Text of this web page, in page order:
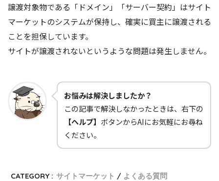
譲渡対象物である「ドメイン」「サーバー契約」はサイト
マーケットのシステムが保持し、確実に買主に譲渡される
ことを担保しています。
サイトが譲渡されないというような問題は発生しません。
お悩みは解決しましたか？
この記事で解決しなかったときは、右下の
【ヘルプ】 ボタンからAIにお気軽にお尋ね
ください。
CATEGORY : サイトマーケット よくある質問